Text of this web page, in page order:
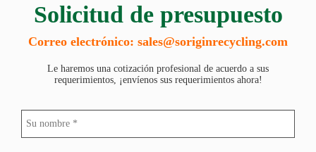
Solicitud de presupuesto
Correo electrónico: sales@soriginrecycling.com
Le haremos una cotización profesional de acuerdo a sus
requerimientos, ¡envíenos sus requerimientos ahora!